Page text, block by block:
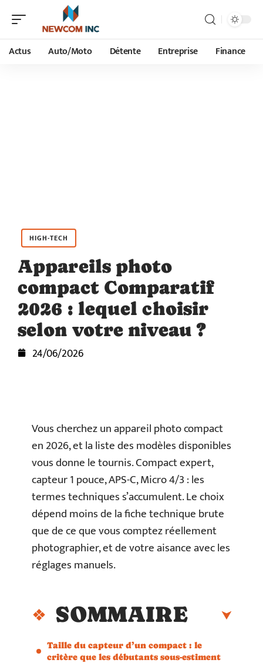
Actus Auto/Moto Détente Entreprise Finance
HIGH-TECH
Appareils photo
compact Comparatif
2026 : lequel choisir
selon votre niveau ?
24/06/2026
Vous cherchez un appareil photo compact
en 2026, et la liste des modèles disponibles
vous donne le tournis. Compact expert,
capteur 1 pouce, APS-C, Micro 4/3 : les
termes techniques s’accumulent. Le choix
dépend moins de la fiche technique brute
que de ce que vous comptez réellement
photographier, et de votre aisance avec les
réglages manuels.
SOMMAIRE
Taille du capteur d’un compact : le
critère que les débutants sous-estiment